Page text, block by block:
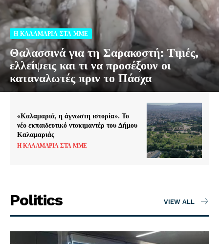
Η ΚΑΛΑΜΑΡΙΑ ΣΤΑ ΜΜΕ
Θαλασσινά για τη Σαρακοστή: Τιμές,
ελλείψεις και τι να προσέξουν οι
καταναλωτές πριν το Πάσχα
«Καλαμαριά, η άγνωστη ιστορία». Το
νέο εκπαιδευτικό ντοκιμαντέρ του Δήμου
Καλαμαριάς
Η ΚΑΛΑΜΑΡΙΑ ΣΤΑ ΜΜΕ
Politics VIEW ALL